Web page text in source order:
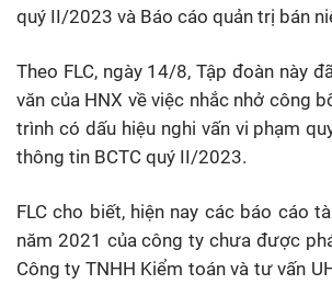
quý II/2023 và Báo cáo quản trị bán
Theo FLC, ngày 14/8, Tập đoàn này
văn của HNX về việc nhắc nhở công
trình có dấu hiệu nghi vấn vi phạm
thông tin BCTC quý II/2023.
FLC cho biết, hiện nay các báo cáo
năm 2021 của công ty chưa được
Công ty TNHH Kiểm toán và tư vấn